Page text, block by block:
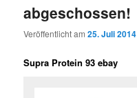
abgeschossen!
Veröffentlicht am25. Juli 2014
Supra Protein 93 ebay